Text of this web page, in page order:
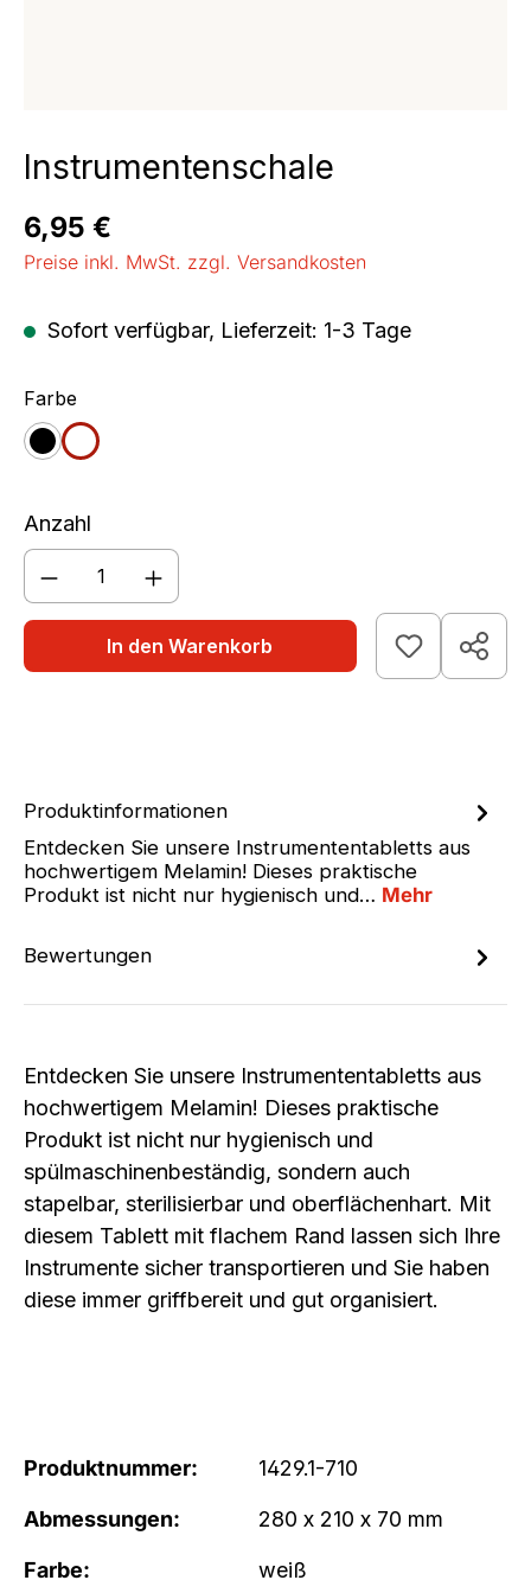
Instrumentenschale
Regulärer Preis:
6,95 €
Preise inkl. MwSt. zzgl. Versandkosten
Sofort verfügbar, Lieferzeit: 1-3 Tage
Farbeauswählen
schwarz
weiß
Anzahl
Produkt Anzahl: Gib den
In den Warenkorb
Produktinformationen
Entdecken Sie unsere Instrumententabletts aus
hochwertigem Melamin! Dieses praktische
Produkt ist nicht nur hygienisch und… Mehr
Bewertungen
Entdecken Sie unsere Instrumententabletts aus
hochwertigem Melamin! Dieses praktische
Produkt ist nicht nur hygienisch und
spülmaschinenbeständig, sondern auch
stapelbar, sterilisierbar und oberflächenhart. Mit
diesem Tablett mit flachem Rand lassen sich Ihre
Instrumente sicher transportieren und Sie haben
diese immer griffbereit und gut organisiert.
Produktnummer: 1429.1-710
Abmessungen: 280 x 210 x 70 mm
Farbe: weiß